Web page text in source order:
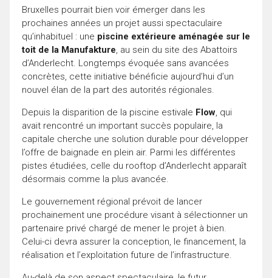
Bruxelles pourrait bien voir émerger dans les
prochaines années un projet aussi spectaculaire
qu’inhabituel : une piscine extérieure aménagée sur le
toit de la Manufakture, au sein du site des Abattoirs
d’Anderlecht. Longtemps évoquée sans avancées
concrètes, cette initiative bénéficie aujourd’hui d’un
nouvel élan de la part des autorités régionales.
Depuis la disparition de la piscine estivale Flow, qui
avait rencontré un important succès populaire, la
capitale cherche une solution durable pour développer
l’offre de baignade en plein air. Parmi les différentes
pistes étudiées, celle du rooftop d’Anderlecht apparaît
désormais comme la plus avancée.
Le gouvernement régional prévoit de lancer
prochainement une procédure visant à sélectionner un
partenaire privé chargé de mener le projet à bien.
Celui-ci devra assurer la conception, le financement, la
réalisation et l’exploitation future de l’infrastructure.